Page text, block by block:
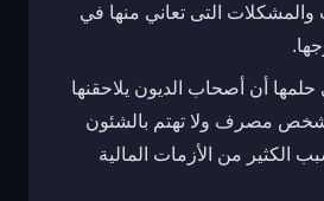
التى تعاني منها في
أن أصحاب الديون يلاحقنها
شخص مصرف ولا تهتم بالشئون
الكثير من الأزمات المالية